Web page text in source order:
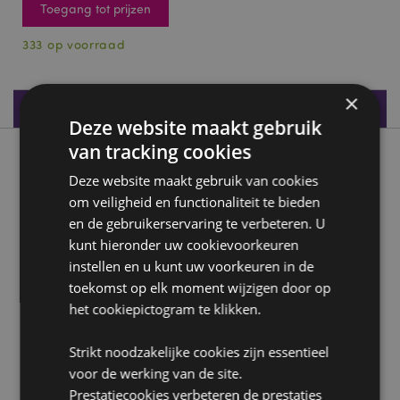
Toegang tot prijzen
333 op voorraad
Product beschrijving
Dark Legends Sleutel van Macht Draak
Materiaal:
Aantal in set:3
Product Bron:
Lees dan onze klanten informatie gids.
×
Deze website maakt gebruik
van tracking cookies
Deze website maakt gebruik van cookies
om veiligheid en functionaliteit te bieden
en de gebruikerservaring te verbeteren. U
kunt hieronder uw cookievoorkeuren
instellen en u kunt uw voorkeuren in de
toekomst op elk moment wijzigen door op
het cookiepictogram te klikken.
Strikt noodzakelijke cookies zijn essentieel
voor de werking van de site.
Prestatiecookies verbeteren de prestaties